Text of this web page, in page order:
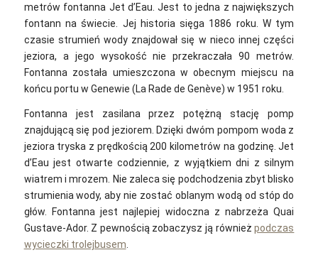
metrów fontanna Jet d’Eau. Jest to jedna z największych
fontann na świecie. Jej historia sięga 1886 roku. W tym
czasie strumień wody znajdował się w nieco innej części
jeziora, a jego wysokość nie przekraczała 90 metrów.
Fontanna została umieszczona w obecnym miejscu na
końcu portu w Genewie (La Rade de Genève) w 1951 roku.
Fontanna jest zasilana przez potężną stację pomp
znajdującą się pod jeziorem. Dzięki dwóm pompom woda z
jeziora tryska z prędkością 200 kilometrów na godzinę. Jet
d’Eau jest otwarte codziennie, z wyjątkiem dni z silnym
wiatrem i mrozem. Nie zaleca się podchodzenia zbyt blisko
strumienia wody, aby nie zostać oblanym wodą od stóp do
głów. Fontanna jest najlepiej widoczna z nabrzeża Quai
Gustave-Ador. Z pewnością zobaczysz ją równieżpodczas
wycieczki trolejbusem